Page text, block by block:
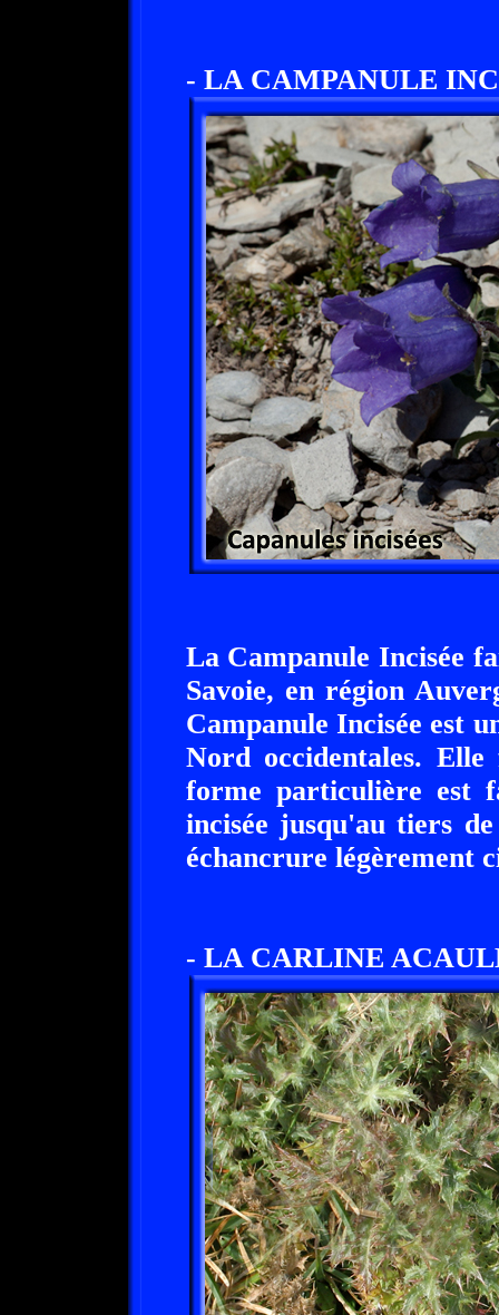
- LA CAMPANULE
La Campanule Incisée
Savoie, en région
Campanule Incisée est
Nord occidentales.
forme particulière est
incisée jusqu'au tiers
échancrure légèrement
- LA CARLINE